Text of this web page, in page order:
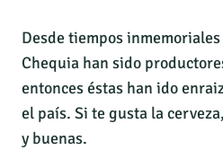
Desde tiempos
Chequia han sido
entonces éstas han ido
el país. Si te gusta la
y buenas.